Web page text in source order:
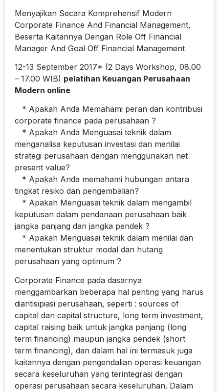
Menyajikan Secara Komprehensif Modern
Corporate Finance And Financial Management,
Beserta Kaitannya Dengan Role Off Financial
Manager And Goal Off Financial Management
12-13 September 2017* (2 Days Workshop, 08.00
– 17.00 WIB) pelatihan Keuangan Perusahaan
Modern online
* Apakah Anda Memahami peran dan kontribusi
corporate finance pada perusahaan ?
* Apakah Anda Menguasai teknik dalam
menganalisa keputusan investasi dan menilai
strategi perusahaan dengan menggunakan net
present value?
* Apakah Anda memahami hubungan antara
tingkat resiko dan pengembalian?
* Apakah Menguasai teknik dalam mengambil
keputusan dalam pendanaan perusahaan baik
jangka panjang dan jangka pendek ?
* Apakah Menguasai teknik dalam menilai dan
menentukan struktur modal dan hutang
perusahaan yang optimum ?
Corporate Finance pada dasarnya
menggambarkan beberapa hal penting yang harus
diantisipiasi perusahaan, seperti : sources of
capital dan capital structure, long term investment,
capital raising baik untuk jangka panjang (long
term financing) maupun jangka pendek (short
term financing), dan dalam hal ini termasuk juga
kaitannya dengan pengendalian operasi keuangan
secara keseluruhan yang terintegrasi dengan
operasi perusahaan secara keseluruhan. Dalam